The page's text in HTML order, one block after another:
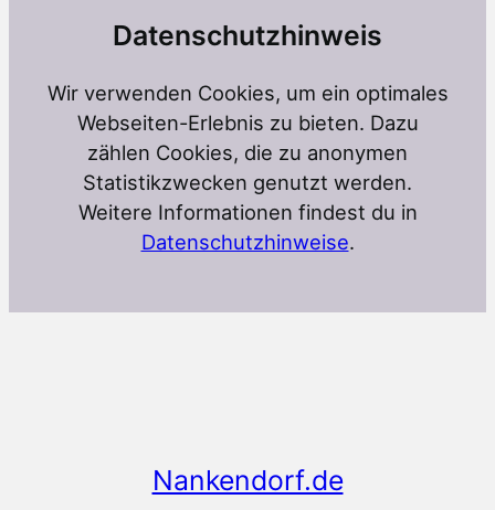
Datenschutzhinweis
Wir verwenden Cookies, um ein optimales
Webseiten-Erlebnis zu bieten. Dazu
zählen Cookies, die zu anonymen
Statistikzwecken genutzt werden.
Weitere Informationen findest du in
Datenschutzhinweise.
Nankendorf.de